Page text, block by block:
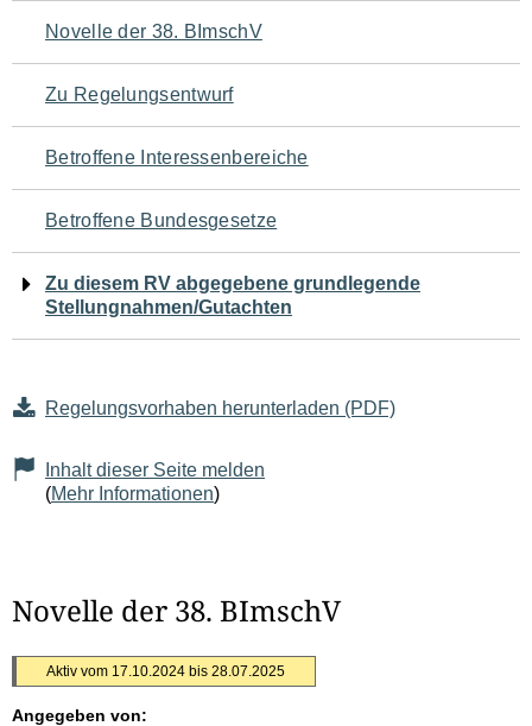
Navigation
für
den
Seiteninhalt
Novelle der 38. BImschV
Zu Regelungsentwurf
Betroffene Interessenbereiche
Betroffene Bundesgesetze
Zu diesem RV abgegebene grundlegende
Stellungnahmen/Gutachten
Regelungsvorhaben herunterladen (PDF)
Inhalt dieser Seite melden
(Mehr Informationen)
Novelle der 38. BImschV
Aktiv vom 17.10.2024 bis 28.07.2025
Angegeben von: